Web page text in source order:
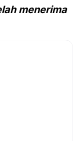
menerima